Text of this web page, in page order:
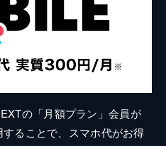
の「月額プラン」会員が
ることで、スマホ代がお得